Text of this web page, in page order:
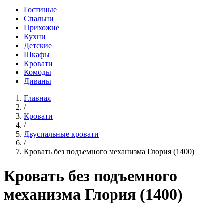
Гостиные
Спальни
Прихожие
Кухни
Детские
Шкафы
Кровати
Комоды
Диваны
Главная
/
Кровати
/
Двуспальные кровати
/
Кровать без подъемного механизма Глория (1400)
Кровать без подъемного
механизма Глория (1400)